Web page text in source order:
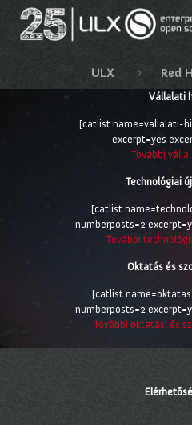
ULX Red
Vállalati
[catlist name=vallalati-
excerpt=yes
További
Technológiai
[catlist
numberposts=2
További
Oktatás és
[catlist
numberposts=2
További oktatási és